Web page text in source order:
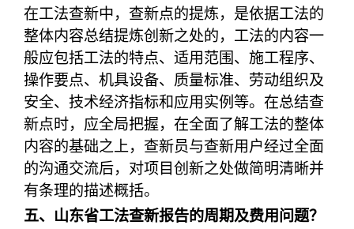
在工法查新中，查新点的提炼，是依据工法的
整体内容总结提炼创新之处的，工法的内容一
般应包括工法的特点、适用范围、施工程序、
操作要点、机具设备、质量标准、劳动组织及
安全、技术经济指标和应用实例等。在总结查
新点时，应全局把握，在全面了解工法的整体
内容的基础之上，查新员与查新用户经过全面
的沟通交流后，对项目创新之处做简明清晰并
有条理的描述概括。
五、山东省工法查新报告的周期及费用问题？